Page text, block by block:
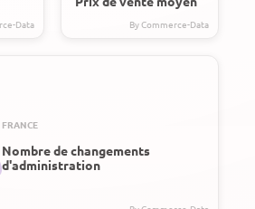
FRANCE
Nombre de changements
d'administration